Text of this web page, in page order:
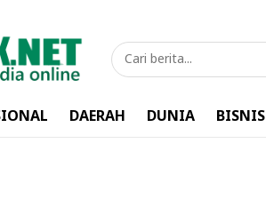
DAERAH DUNIA BISNIS